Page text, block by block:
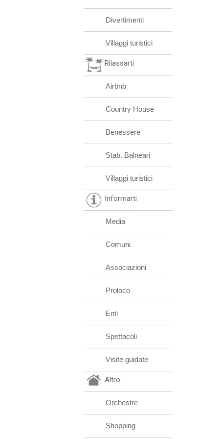
Divertimenti
Villaggi turistici
Rilassarti
Airbnb
Country House
Benessere
Stab. Balneari
Villaggi turistici
Informarti
Media
Comuni
Associazioni
Proloco
Enti
Spettacoli
Visite guidate
Altro
Orchestre
Shopping